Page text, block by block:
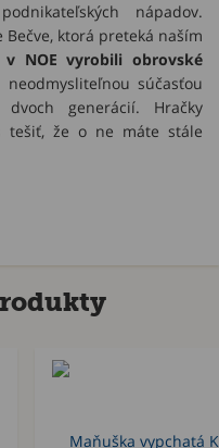
nápadov.
ktorá preteká naším
NOE vyrobili obrovské
súčasťou
generácií. Hračky
tešiť, že o ne máte stále